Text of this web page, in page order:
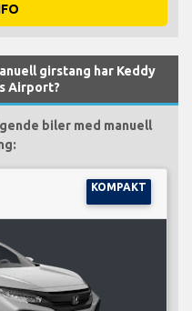
girstang har Keddy
Airport?
biler med manuell
KOMPAKT